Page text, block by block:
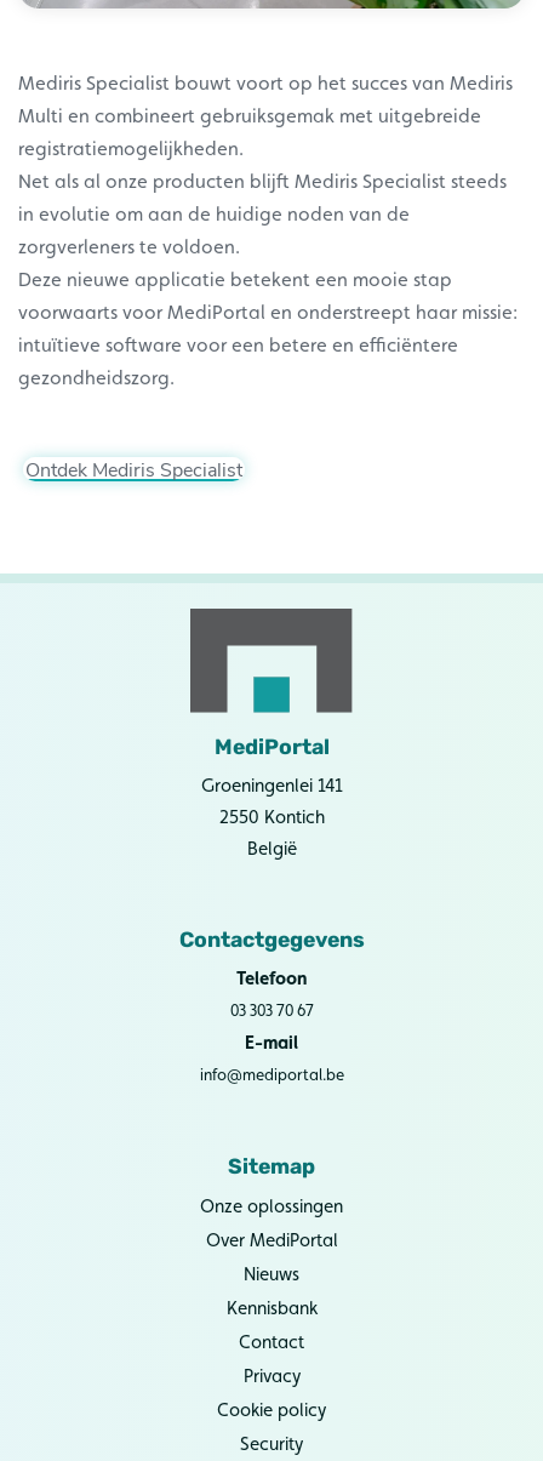
Mediris Specialist bouwt voort op het succes van Mediris
Multi en combineert gebruiksgemak met uitgebreide
registratiemogelijkheden.
Net als al onze producten blijft Mediris Specialist steeds
in evolutie om aan de huidige noden van de
zorgverleners te voldoen.
Deze nieuwe applicatie betekent een mooie stap
voorwaarts voor MediPortal en onderstreept haar missie:
intuïtieve software voor een betere en efficiëntere
gezondheidszorg.
Ontdek Mediris Specialist
MediPortal
Groeningenlei 141
2550 Kontich
België
Contactgegevens
Telefoon
03 303 70 67
E-mail
info@mediportal.be
Sitemap
Onze oplossingen
Over MediPortal
Nieuws
Kennisbank
Contact
Privacy
Cookie policy
Security